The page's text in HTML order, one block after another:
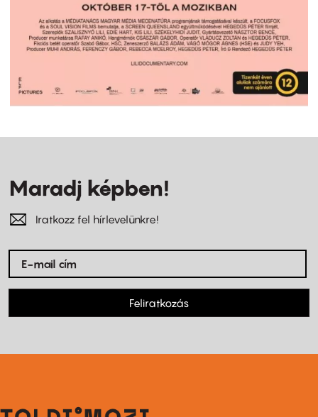
Maradj képben!
Iratkozz fel hírlevelünkre!
Feliratkozás